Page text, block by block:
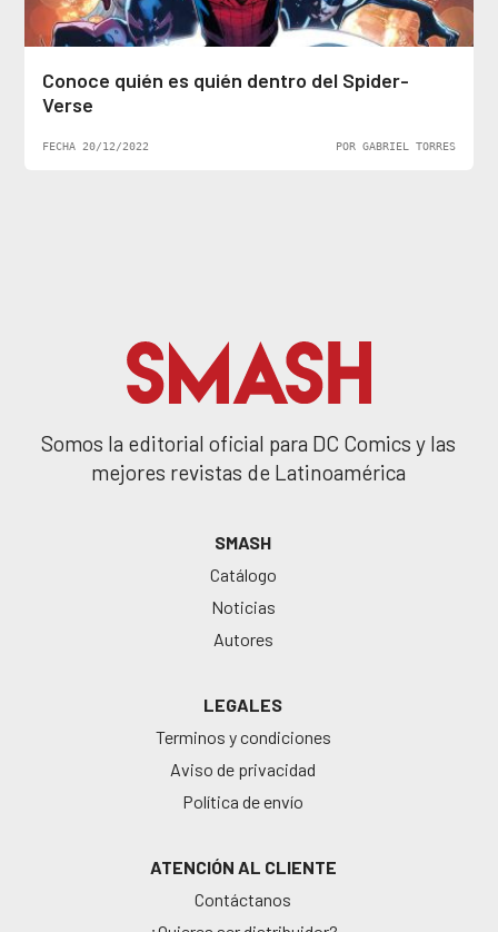
Conoce quién es quién dentro del Spider-
Verse
FECHA 20/12/2022 POR GABRIEL TORRES
Somos la editorial oficial para DC Comics y las
mejores revistas de Latinoamérica
SMASH
Catálogo
Noticias
Autores
LEGALES
Terminos y condiciones
Aviso de privacidad
Política de envío
ATENCIÓN AL CLIENTE
Contáctanos